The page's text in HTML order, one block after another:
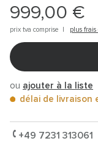
999,00 €
prix tva comprise | plus frais
ou ajouter à la liste
délai de livraison
+49 7231 313061